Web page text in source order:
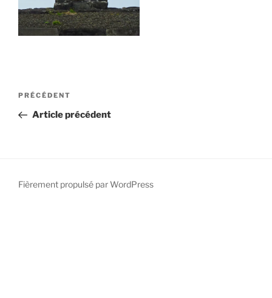
PRÉCÉDENT
Article précédent
Fièrement propulsé par WordPress